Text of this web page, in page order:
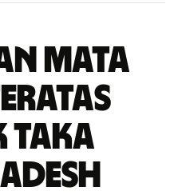
mata
taka